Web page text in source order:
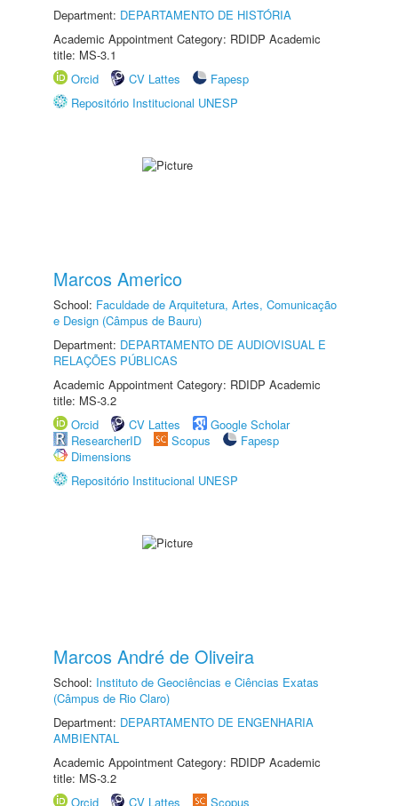
Department: DEPARTAMENTO DE HISTÓRIA
Academic Appointment Category: RDIDP Academic
title: MS-3.1
Orcid
CV Lattes
Fapesp
Repositório Institucional UNESP
Marcos Americo
School: Faculdade de Arquitetura, Artes, Comunicação
e Design (Câmpus de Bauru)
Department: DEPARTAMENTO DE AUDIOVISUAL E
RELAÇÕES PÚBLICAS
Academic Appointment Category: RDIDP Academic
title: MS-3.2
Orcid
CV Lattes
Google Scholar
ResearcherID
Scopus
Fapesp
Dimensions
Repositório Institucional UNESP
Marcos André de Oliveira
School: Instituto de Geociências e Ciências Exatas
(Câmpus de Rio Claro)
Department: DEPARTAMENTO DE ENGENHARIA
AMBIENTAL
Academic Appointment Category: RDIDP Academic
title: MS-3.2
Orcid
CV Lattes
Scopus